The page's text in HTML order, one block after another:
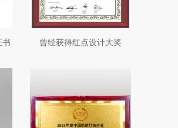
书 曾经获得红点设计大奖